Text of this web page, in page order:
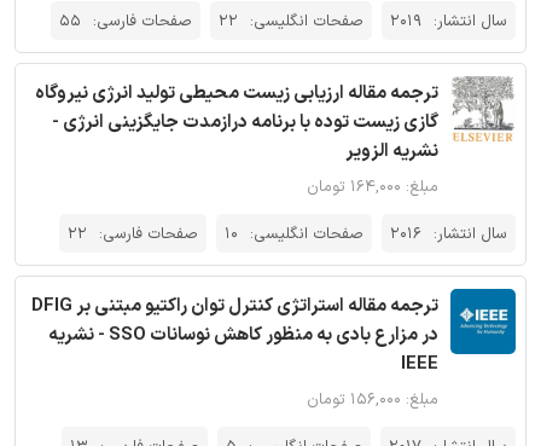
سال انتشار: 2019 صفحات انگلیسی: 22 صفحات فارسی: 55
ترجمه مقاله ارزیابی زیست محیطی تولید انرژی نیروگاه
گازی زیست توده با برنامه درازمدت جایگزینی انرژی -
نشریه الزویر
مبلغ: ۱۶۴,۰۰۰ تومان
سال انتشار: 2016 صفحات انگلیسی: 10 صفحات فارسی: 22
ترجمه مقاله استراتژی کنترل توان راکتیو مبتنی بر DFIG
در مزارع بادی به منظور کاهش نوسانات SSO - نشریه
IEEE
مبلغ: ۱۵۶,۰۰۰ تومان